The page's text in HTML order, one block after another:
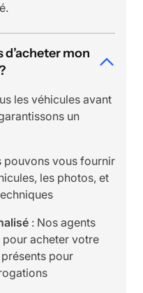
d’acheter mon
les véhicules avant
un
pouvons vous fournir
les photos, et
: Nos agents
acheter votre
pour